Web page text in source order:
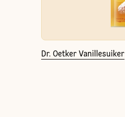
Dr. Oetker Vanillesuiker